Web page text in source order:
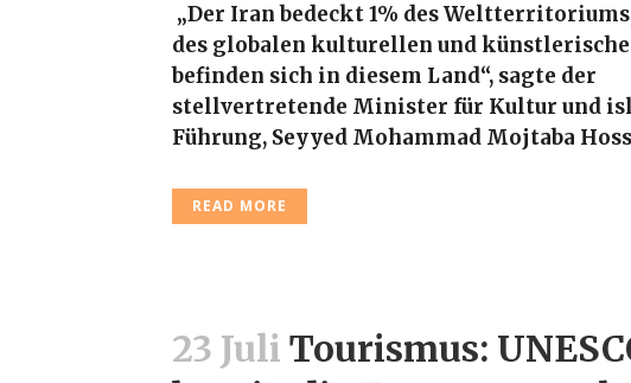
„Der Iran bedeckt 1% des
des globalen kulturellen und
befinden sich in diesem Land“, sagte der
stellvertretende Minister für Kultur und
Führung, Seyyed Mohammad Mojtaba
READ MORE
23 Juli Tourismus: